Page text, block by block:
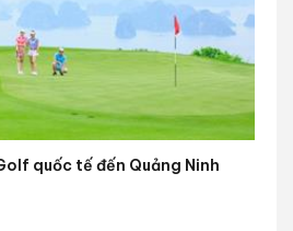
quốc tế đến Quảng Ninh